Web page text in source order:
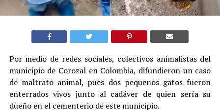
Por medio de redes sociales, colectivos animalistas del
municipio de Corozal en Colombia, difundieron un caso
de maltrato animal, pues dos pequeños gatos fueron
enterrados vivos junto al cadáver de quien sería su
dueño en el cementerio de este municipio.